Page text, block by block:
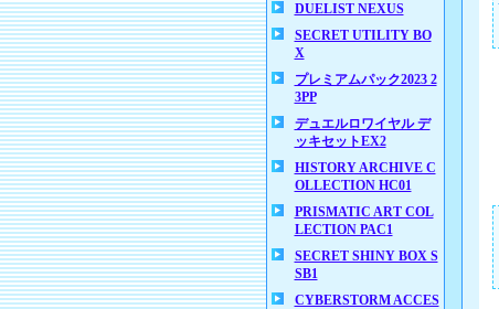
DUELIST NEXUS
SECRET UTILITY BO
X
プレミアムパック2023 2
3PP
デュエルロワイヤル デ
ッキセットEX2
HISTORY ARCHIVE C
OLLECTION HC01
PRISMATIC ART COL
LECTION PAC1
SECRET SHINY BOX S
SB1
CYBERSTORM ACCES